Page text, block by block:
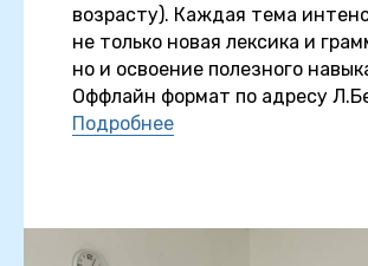
возрасту). Каждая тема
не только новая лексика и
но и освоение полезного
Оффлайн формат по адресу
Подробнее